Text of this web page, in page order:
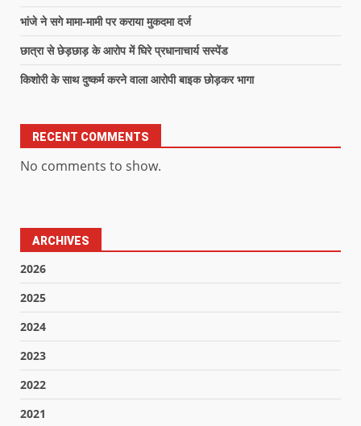
भांजे ने सगे मामा-मामी पर कराया मुकदमा दर्ज
छात्रा से छेड़छाड़ के आरोप में घिरे प्रधानाचार्य सस्पेंड
किशोरी के साथ दुष्कर्म करने वाला आरोपी बाइक छोड़कर भागा
RECENT COMMENTS
No comments to show.
ARCHIVES
2026
2025
2024
2023
2022
2021